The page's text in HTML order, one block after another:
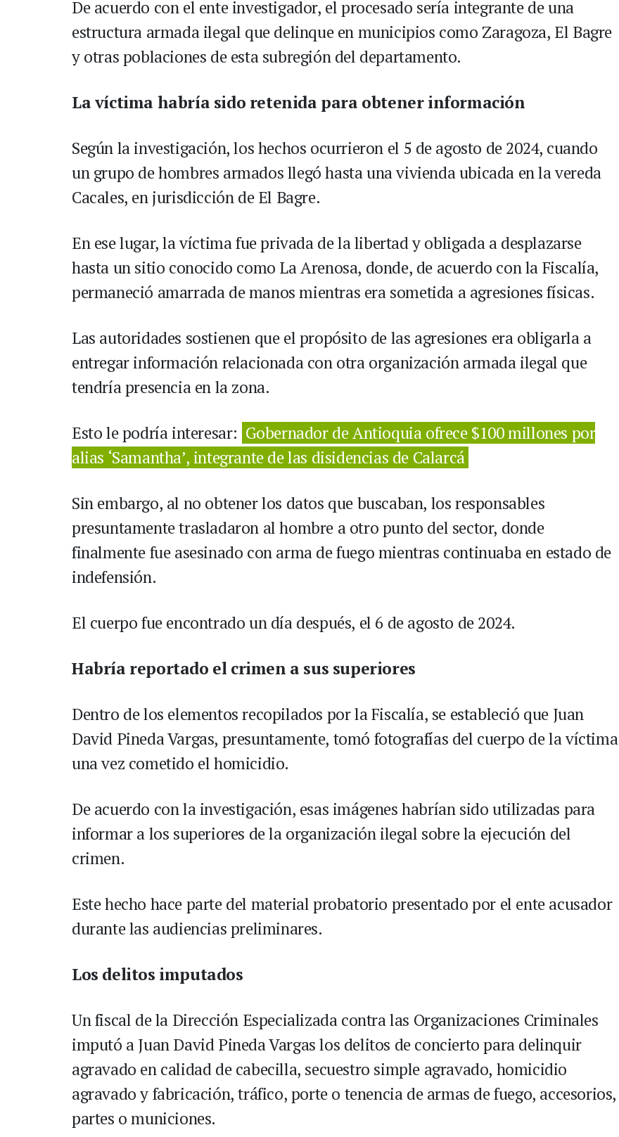
De acuerdo con el ente investigador, el procesado sería integrante de una
estructura armada ilegal que delinque en municipios como Zaragoza, El Bagre
y otras poblaciones de esta subregión del departamento.
La víctima habría sido retenida para obtener información
Según la investigación, los hechos ocurrieron el 5 de agosto de 2024, cuando
un grupo de hombres armados llegó hasta una vivienda ubicada en la vereda
Cacales, en jurisdicción de El Bagre.
En ese lugar, la víctima fue privada de la libertad y obligada a desplazarse
hasta un sitio conocido como La Arenosa, donde, de acuerdo con la Fiscalía,
permaneció amarrada de manos mientras era sometida a agresiones físicas.
Las autoridades sostienen que el propósito de las agresiones era obligarla a
entregar información relacionada con otra organización armada ilegal que
tendría presencia en la zona.
Esto le podría interesar: Gobernador de Antioquia ofrece $100 millones por
alias ‘Samantha’, integrante de las disidencias de Calarcá
Sin embargo, al no obtener los datos que buscaban, los responsables
presuntamente trasladaron al hombre a otro punto del sector, donde
finalmente fue asesinado con arma de fuego mientras continuaba en estado de
indefensión.
El cuerpo fue encontrado un día después, el 6 de agosto de 2024.
Habría reportado el crimen a sus superiores
Dentro de los elementos recopilados por la Fiscalía, se estableció que Juan
David Pineda Vargas, presuntamente, tomó fotografías del cuerpo de la víctima
una vez cometido el homicidio.
De acuerdo con la investigación, esas imágenes habrían sido utilizadas para
informar a los superiores de la organización ilegal sobre la ejecución del
crimen.
Este hecho hace parte del material probatorio presentado por el ente acusador
durante las audiencias preliminares.
Los delitos imputados
Un fiscal de la Dirección Especializada contra las Organizaciones Criminales
imputó a Juan David Pineda Vargas los delitos de concierto para delinquir
agravado en calidad de cabecilla, secuestro simple agravado, homicidio
agravado y fabricación, tráfico, porte o tenencia de armas de fuego, accesorios,
partes o municiones.